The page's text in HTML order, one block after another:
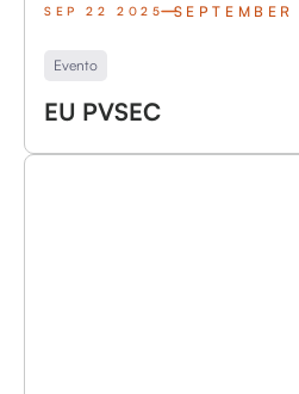
SEP 22 2025
Evento
EU PVSEC